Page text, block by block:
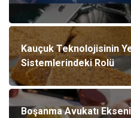
Kauçuk Teknolojisinin
Sistemlerindeki Rolü
Boşanma Avukatı